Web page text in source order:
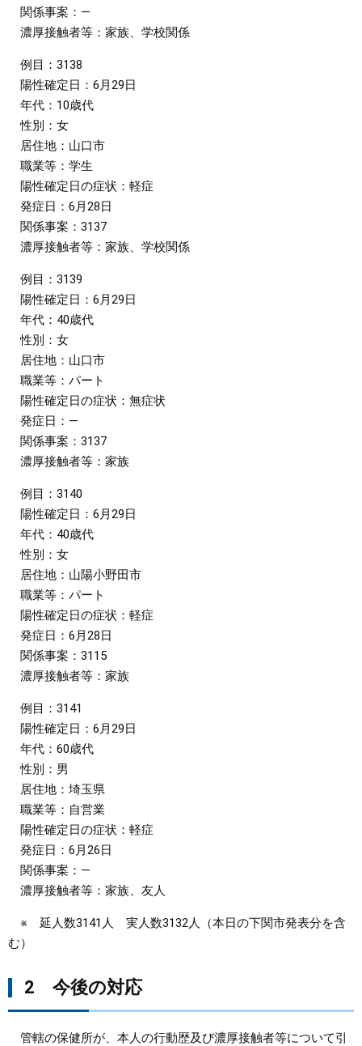
関係事案：―
濃厚接触者等：家族、学校関係
例目：3138
陽性確定日：6月29日
年代：10歳代
性別：女
居住地：山口市
職業等：学生
陽性確定日の症状：軽症
発症日：6月28日
関係事案：3137
濃厚接触者等：家族、学校関係
例目：3139
陽性確定日：6月29日
年代：40歳代
性別：女
居住地：山口市
職業等：パート
陽性確定日の症状：無症状
発症日：―
関係事案：3137
濃厚接触者等：家族
例目：3140
陽性確定日：6月29日
年代：40歳代
性別：女
居住地：山陽小野田市
職業等：パート
陽性確定日の症状：軽症
発症日：6月28日
関係事案：3115
濃厚接触者等：家族
例目：3141
陽性確定日：6月29日
年代：60歳代
性別：男
居住地：埼玉県
職業等：自営業
陽性確定日の症状：軽症
発症日：6月26日
関係事案：―
濃厚接触者等：家族、友人
※ 延人数3141人 実人数3132人（本日の下関市発表分を含
む）
2 今後の対応
管轄の保健所が、本人の行動歴及び濃厚接触者等について引